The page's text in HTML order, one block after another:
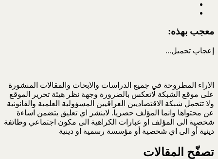
معجب بهذه:
إعجاب تحميل...
الاراء المطروحة في جميع الدراسات والابحاث والمقالات المنشورة
على موقع الشبكة لاتعكس بالضرورة وجهة نظر هيئة تحرير الموقع
ولا تتحمل شبكة الاقتصاديين العراقيين المسؤولية العلمية والقانونية
عن محتواها وانما المؤلف حصريا. لاينشر اي تعليق يتضمن اساءة
شخصية الى المؤلف او عبارات الكراهية الى مكون اجتماعي وطائفة
دينية أو الى اي شخصية أو مؤسسة رسمية او دينية
تصفّح المقالات